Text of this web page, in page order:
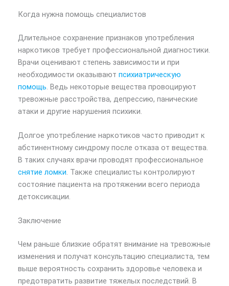
Когда нужна помощь специалистов
Длительное сохранение признаков употребления
наркотиков требует профессиональной диагностики.
Врачи оценивают степень зависимости и при
необходимости оказывают психиатрическую
помощь . Ведь некоторые вещества провоцируют
тревожные расстройства, депрессию, панические
атаки и другие нарушения психики.
Долгое употребление наркотиков часто приводит к
абстинентному синдрому после отказа от вещества.
В таких случаях врачи проводят профессиональное
снятие ломки. Также специалисты контролируют
состояние пациента на протяжении всего периода
детоксикации.
Заключение
Чем раньше близкие обратят внимание на тревожные
изменения и получат консультацию специалиста, тем
выше вероятность сохранить здоровье человека и
предотвратить развитие тяжелых последствий. В